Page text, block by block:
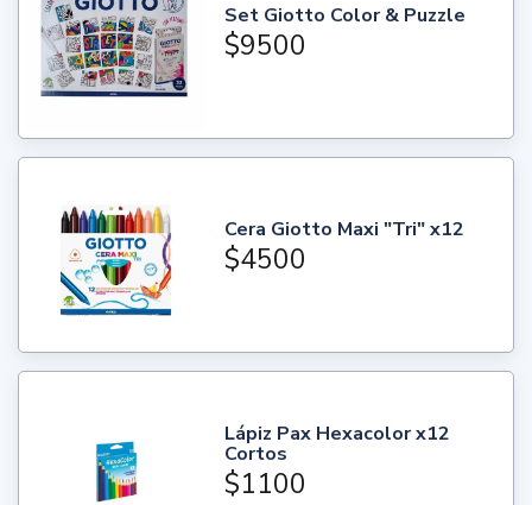
Set Giotto Color & Puzzle
$9500
Cera Giotto Maxi "Tri" x12
$4500
Lápiz Pax Hexacolor x12
Cortos
$1100